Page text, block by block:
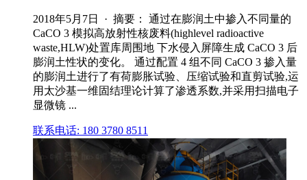
2018年5月7日 · 摘要： 通过在膨润土中掺入不同量的
CaCO 3 模拟高放射性核废料(highlevel radioactive
waste,HLW)处置库周围地 下水侵入屏障生成 CaCO 3 后
膨润土性状的变化。 通过配置 4 组不同 CaCO 3 掺入量
的膨润土进行了有荷膨胀试验、压缩试验和直剪试验,运
用太沙基一维固结理论计算了渗透系数,并采用扫描电子
显微镜 ...
联系电话: 180 3780 8511